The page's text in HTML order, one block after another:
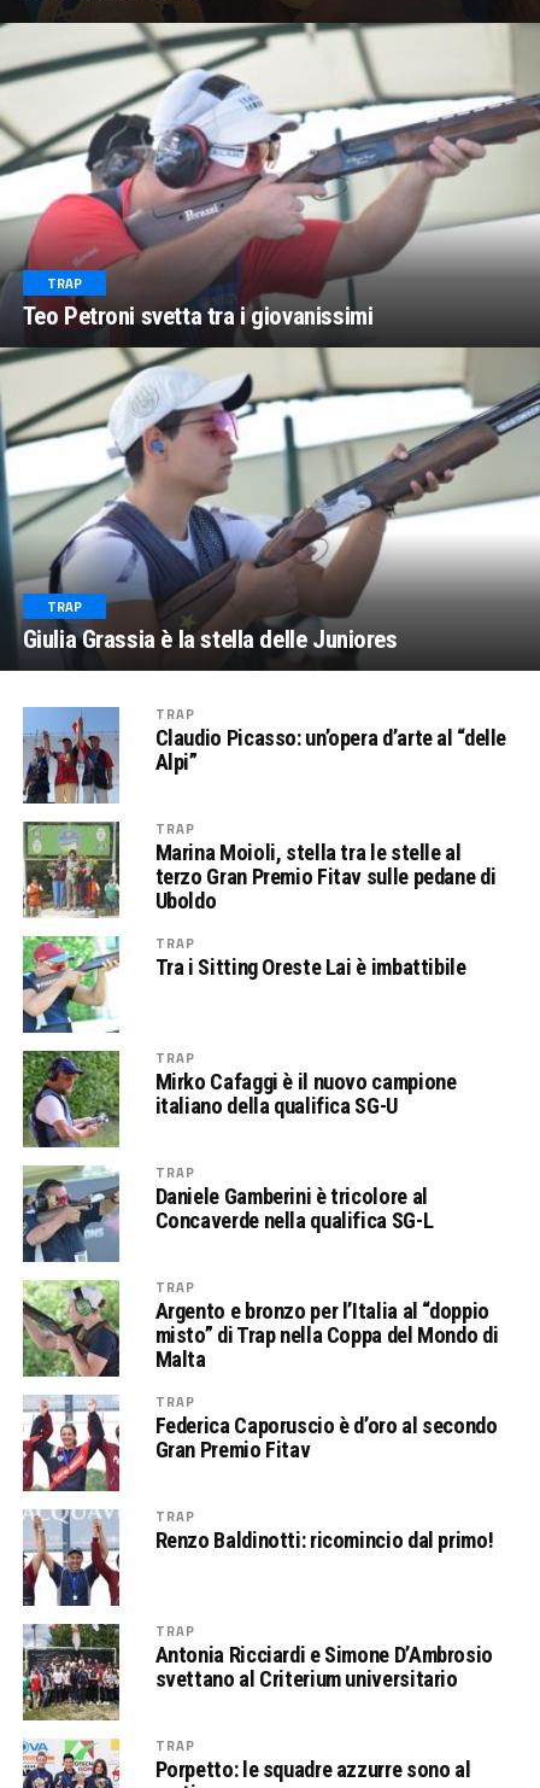
TRAP
Teo Petroni svetta tra i giovanissimi
TRAP
Giulia Grassia è la stella delle Juniores
TRAP
Claudio Picasso: un’opera d’arte al “delle
Alpi”
TRAP
Marina Moioli, stella tra le stelle al
terzo Gran Premio Fitav sulle pedane di
Uboldo
TRAP
Tra i Sitting Oreste Lai è imbattibile
TRAP
Mirko Cafaggi è il nuovo campione
italiano della qualifica SG-U
TRAP
Daniele Gamberini è tricolore al
Concaverde nella qualifica SG-L
TRAP
Argento e bronzo per l’Italia al “doppio
misto” di Trap nella Coppa del Mondo di
Malta
TRAP
Federica Caporuscio è d’oro al secondo
Gran Premio Fitav
TRAP
Renzo Baldinotti: ricomincio dal primo!
TRAP
Antonia Ricciardi e Simone D’Ambrosio
svettano al Criterium universitario
TRAP
Porpetto: le squadre azzurre sono al